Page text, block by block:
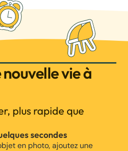
vie à
plus rapide que
secondes
en photo, ajoutez une